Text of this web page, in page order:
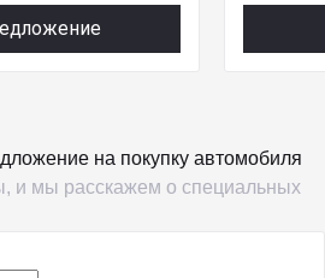
на покупку автомобиля
и мы расскажем о специальных